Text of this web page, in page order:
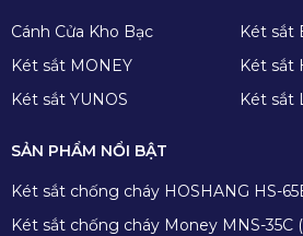
Cánh Cửa Kho Bạc
Két sắt
Két sắt MONEY
Két sắt
Két sắt YUNOS
Két sắt
SẢN PHẨM NỔI BẬT
Két sắt chống cháy HOSHANG HS-
Két sắt chống cháy Money MNS-35C